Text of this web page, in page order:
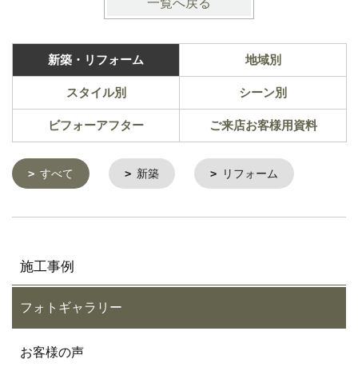
新築・リフォーム 地域別
スタイル別 シーン別
ビフォーアフター ご来店お客様用資料
すべて 新築 リフォーム
施工事例
フォトギャラリー
お客様の声